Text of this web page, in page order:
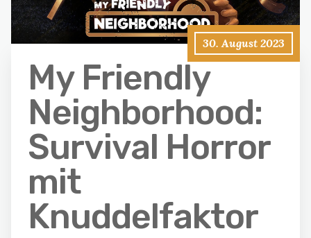
30. August 2023
My Friendly
Neighborhood:
Survival Horror
mit
Knuddelfaktor